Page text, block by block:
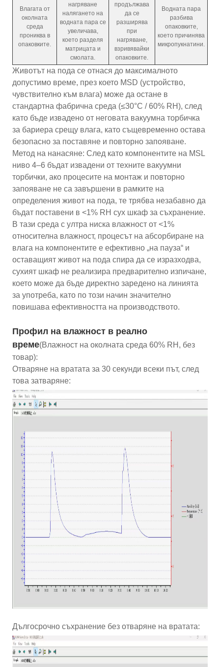
Влагата от
околната
среда
прониква в
опаковките.
нагряване
налягането на
водната пара се
увеличава,
което разделя
матрицата и
смолата.
продължава
да се
разширява
при
нагряване,
взривявайки
опаковките.
Водната пара
разбива
опаковките,
което причинява
микропукнатини.
Животът на пода се отнася до максималното
допустимо време, през което MSD (устройство,
чувствително към влага) може да остане в
стандартна фабрична среда (≤30°C / 60% RH), след
като бъде извадено от неговата вакуумна торбичка
за бариера срещу влага, като същевременно остава
безопасно за поставяне и повторно запояване.
Метод на нанасяне: След като компонентите на MSL
ниво 4–6 бъдат извадени от техните вакуумни
торбички, ако процесите на монтаж и повторно
запояване не са завършени в рамките на
определения живот на пода, те трябва незабавно да
бъдат поставени в <1% RH сух шкаф за съхранение.
В тази среда с ултра ниска влажност от <1%
относителна влажност, процесът на абсорбиране на
влага на компонентите е ефективно „на пауза“ и
оставащият живот на пода спира да се изразходва,
сухият шкаф не реализира предварително изпичане,
което може да бъде директно заредено на линията
за употреба, като по този начин значително
повишава ефективността на производството.
Профил на влажност в реално
време(Влажност на околната среда 60% RH, без
товар):
Отваряне на вратата за 30 секунди всеки път, след
това затваряне:
Дългосрочно съхранение без отваряне на вратата: